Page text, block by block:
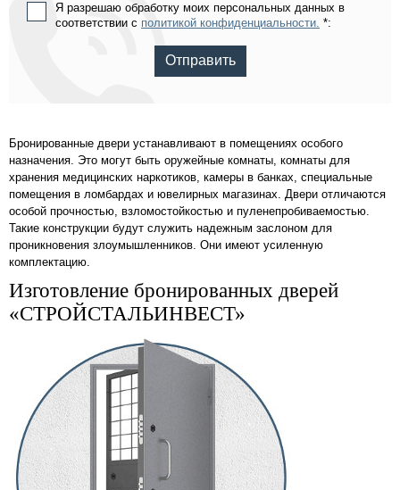
Я разрешаю обработку моих персональных данных в
соответствии с политикой конфиденциальности. *:
Отправить
Бронированные двери устанавливают в помещениях особого
назначения. Это могут быть оружейные комнаты, комнаты для
хранения медицинских наркотиков, камеры в банках, специальные
помещения в ломбардах и ювелирных магазинах. Двери отличаются
особой прочностью, взломостойкостью и пуленепробиваемостью.
Такие конструкции будут служить надежным заслоном для
проникновения злоумышленников. Они имеют усиленную
комплектацию.
Изготовление бронированных дверей
«СТРОЙСТАЛЬИНВЕСТ»